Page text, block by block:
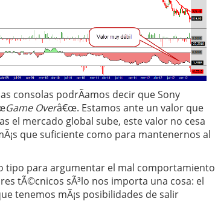
consolas podrÃ­amos decir que Sony
Game Overâ€œ. Estamos ante un valor que
el mercado global sube, este valor no cesa
que suficiente como para mantenernos al
tipo para argumentar el mal comportamiento
tÃ©cnicos sÃ³lo nos importa una cosa: el
tenemos mÃ¡s posibilidades de salir